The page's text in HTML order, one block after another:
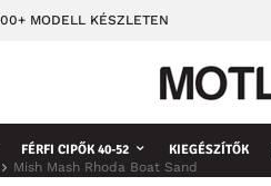
MODELL KÉSZLETEN
FÉRFI CIPŐK 40-52 KIEGÉSZÍTŐK
Mish Mash Rhoda Boat Sand